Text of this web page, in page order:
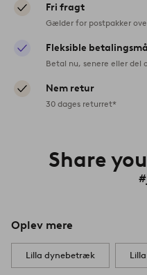
Fri fragt
Gælder for postpakker
Fleksible
Betal nu, senere eller del
Nem retur
30 dages returret*
Share
Oplev mere
Lilla dynebetræk